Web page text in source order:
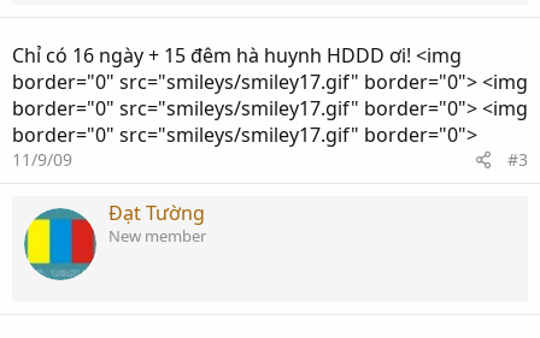
Chỉ có 16 ngày + 15 đêm hà huynh HDDD ơi! <img
border="0" src="smileys/smiley17.gif" border="0"> <img
border="0" src="smileys/smiley17.gif" border="0"> <img
border="0" src="smileys/smiley17.gif" border="0">
11/9/09 #3
Đạt Tường
New member